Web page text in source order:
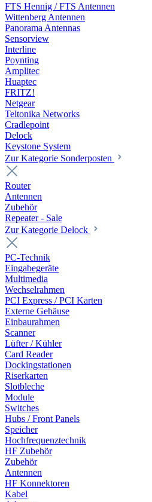
FTS Hennig / FTS Antennen
Wittenberg Antennen
Panorama Antennas
Sensorview
Interline
Poynting
Amplitec
Huaptec
FRITZ!
Netgear
Teltonika Networks
Cradlepoint
Delock
Keystone System
Zur Kategorie Sonderposten
Router
Antennen
Zubehör
Repeater - Sale
Zur Kategorie Delock
PC-Technik
Eingabegeräte
Multimedia
Wechselrahmen
PCI Express / PCI Karten
Externe Gehäuse
Einbaurahmen
Scanner
Lüfter / Kühler
Card Reader
Dockingstationen
Riserkarten
Slotbleche
Module
Switches
Hubs / Front Panels
Speicher
Hochfrequenztechnik
HF Zubehör
Zubehör
Antennen
HF Konnektoren
Kabel